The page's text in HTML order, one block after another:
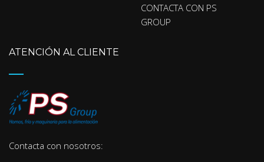
CONTACTA CON PS
GROUP
ATENCIÓN AL CLIENTE
Contacta con nosotros: